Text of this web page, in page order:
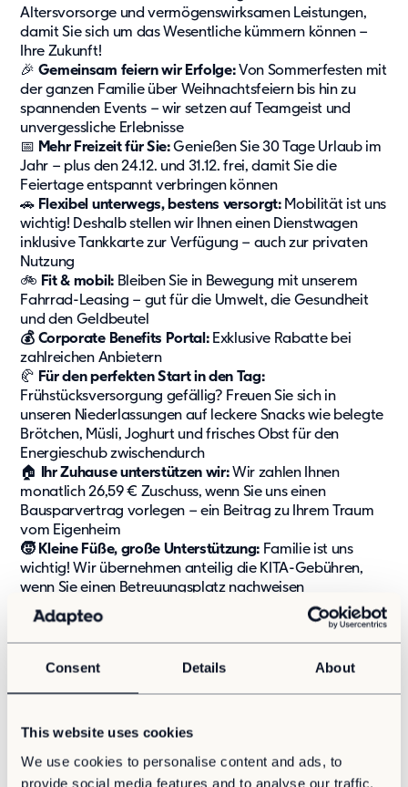
Consent Details About
This website uses cookies
We use cookies to personalise content and ads, to
provide social media features and to analyse our traffic.
Berichterstattung
Zertifizierungen
Projekte und Themen
News
Referenzen
Fachartikel
Whitepaper
Insights
Über uns
Unser Ziel
Service
Presse&Medien
Kontakt
Karriere
Karriere
Kultur und Möglichkeiten
Offene Stellen
Altersvorsorge und vermögenswirksamen Leistungen,
damit Sie sich um das Wesentliche kümmern können –
Ihre Zukunft!
🎉 Gemeinsam feiern wir Erfolge:Von Sommerfesten mit
der ganzen Familie über Weihnachtsfeiern bis hin zu
spannenden Events – wir setzen auf Teamgeist und
unvergessliche Erlebnisse
📅 Mehr Freizeit für Sie:Genießen Sie 30 Tage Urlaub im
Jahr – plus den 24.12. und 31.12. frei, damit Sie die
Feiertage entspannt verbringen können
🚗 Flexibel unterwegs, bestens versorgt: Mobilität ist uns
wichtig! Deshalb stellen wir Ihnen einen Dienstwagen
inklusive Tankkarte zur Verfügung – auch zur privaten
Nutzung
🚲 Fit & mobil: Bleiben Sie in Bewegung mit unserem
Fahrrad-Leasing – gut für die Umwelt, die Gesundheit
und den Geldbeutel
💰 Corporate Benefits Portal: Exklusive Rabatte bei
zahlreichen Anbietern
🥐 Für den perfekten Start in den Tag:
Frühstücksversorgung gefällig? Freuen Sie sich in
unseren Niederlassungen auf leckere Snacks wie belegte
Brötchen, Müsli, Joghurt und frisches Obst für den
Energieschub zwischendurch
🏠
Ihr Zuhause unterstützen wir:Wir zahlen Ihnen
monatlich 26,59 € Zuschuss, wenn Sie uns einen
Bausparvertrag vorlegen – ein Beitrag zu Ihrem Traum
vom Eigenheim
🧒 Kleine Füße, große Unterstützung: Familie ist uns
wichtig! Wir übernehmen anteilig die KITA-Gebühren,
wenn Sie einen Betreuungsplatz nachweisen
Ihre Aufgaben – Mit Fachwissen und Engagement
durchstarten
🏗️Baustellenkoordination:
Nachunternehmer, und behalten Nachträge im Blick
bewerten sie und erstellen fundierte Vergabevorschläge